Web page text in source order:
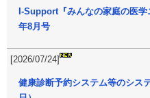
I-Support『みんなの家庭の医
年8月号
[2026/07/24]
健康診断予約システム等のシス